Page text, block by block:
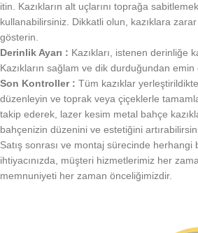
itin. Kazıkların alt uçlarını toprağa
kullanabilirsiniz. Dikkatli olun, kazıklara
gösterin.
Derinlik Ayarı : Kazıkları, istenen derinliğe
Kazıkların sağlam ve dik durduğundan emin
Son Kontroller : Tüm kazıklar
düzenleyin ve toprak veya çiçeklerle
takip ederek, lazer kesim metal bahçe
bahçenizin düzenini ve estetiğini
Satış sonrası ve montaj sürecinde herhangi
ihtiyacınızda, müşteri hizmetlerimiz her
memnuniyeti her zaman önceliğimizdir.